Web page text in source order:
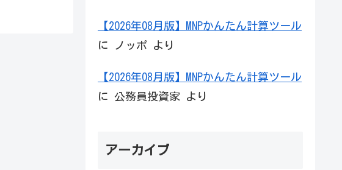
【2026年08月版】MNPかんたん計算ツール
に
ノッポ より
【2026年08月版】MNPかんたん計算ツール
に 公務員投資家 より
アーカイブ